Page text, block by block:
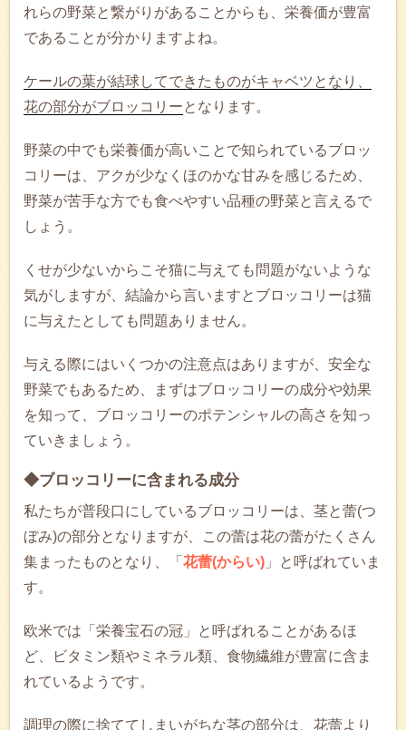
れらの野菜と繋がりがあることからも、栄養価が豊富
であることが分かりますよね。
ケールの葉が結球してできたものがキャベツとなり、
花の部分がブロッコリーとなります。
野菜の中でも栄養価が高いことで知られているブロッ
コリーは、アクが少なくほのかな甘みを感じるため、
野菜が苦手な方でも食べやすい品種の野菜と言えるで
しょう。
くせが少ないからこそ猫に与えても問題がないような
気がしますが、結論から言いますとブロッコリーは猫
に与えたとしても問題ありません。
与える際にはいくつかの注意点はありますが、安全な
野菜でもあるため、まずはブロッコリーの成分や効果
を知って、ブロッコリーのポテンシャルの高さを知っ
ていきましょう。
◆ブロッコリーに含まれる成分
私たちが普段口にしているブロッコリーは、茎と蕾(つ
ぼみ)の部分となりますが、この蕾は花の蕾がたくさん
集まったものとなり、「 花蕾(からい) 」と呼ばれていま
す。
欧米では「栄養宝石の冠」と呼ばれることがあるほ
ど、ビタミン類やミネラル類、食物繊維が豊富に含ま
れているようです。
調理の際に捨ててしまいがちな茎の部分は、花蕾より